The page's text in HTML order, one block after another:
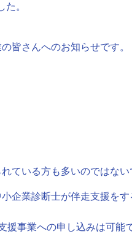
。
皆さんへのお知らせです。
ている方も多いのではない
企業診断士が伴走支援をす
事業への申し込みは可能